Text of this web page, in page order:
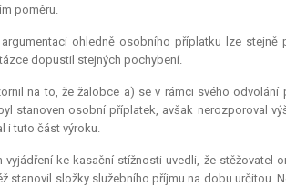
poměru.
argumentaci ohledně osobního příplatku lze
dopustil stejných pochybení.
na to, že žalobce a) se v rámci svého
stanoven osobní příplatek, avšak nerozporoval
i tuto část výroku.
vyjádření ke kasační stížnosti uvedli, že stěžovatel
stanovil složky služebního příjmu na dobu určitou.